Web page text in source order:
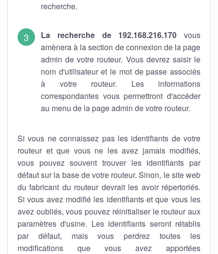
recherche.
La recherche de 192.168.216.170 vous
amènera à la section de connexion de la page
admin de votre routeur. Vous devrez saisir le
nom d'utilisateur et le mot de passe associés
à votre routeur. Les informations
correspondantes vous permettront d'accéder
au menu de la page admin de votre routeur.
Si vous ne connaissez pas les identifiants de votre
routeur et que vous ne les avez jamais modifiés,
vous pouvez souvent trouver les identifiants par
défaut sur la base de votre routeur. Sinon, le site web
du fabricant du routeur devrait les avoir répertoriés.
Si vous avez modifié les identifiants et que vous les
avez oubliés, vous pouvez réinitialiser le routeur aux
paramètres d'usine. Les identifiants seront rétablis
par défaut, mais vous perdrez toutes les
modifications que vous avez apportées